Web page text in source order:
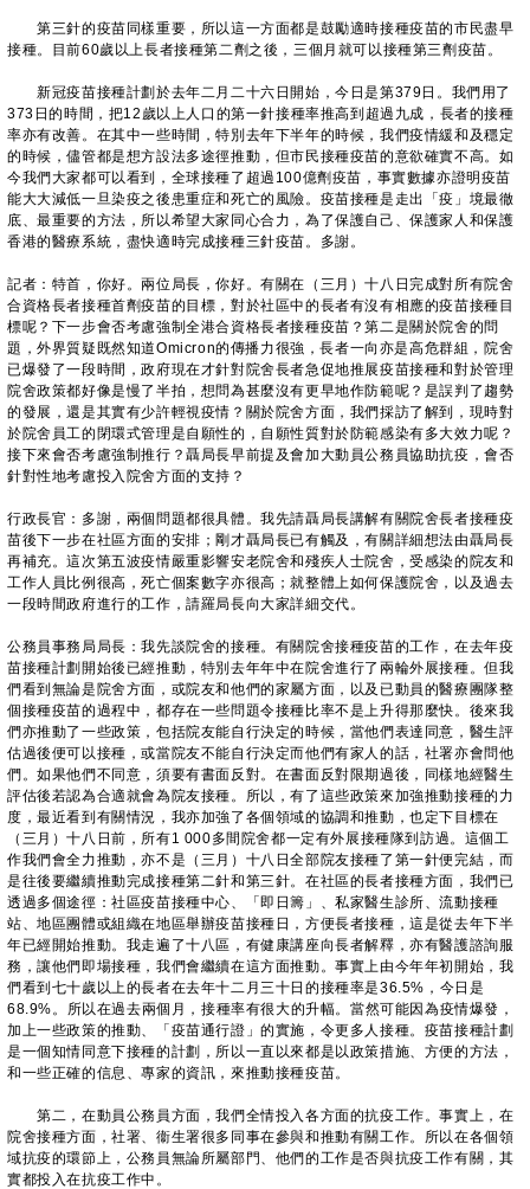
第三針的疫苗同樣重要，所以這一方面都是鼓勵適時接種疫苗的市民盡早
接種。目前60歲以上長者接種第二劑之後，三個月就可以接種第三劑疫苗。
新冠疫苗接種計劃於去年二月二十六日開始，今日是第379日。我們用了
373日的時間，把12歲以上人口的第一針接種率推高到超過九成，長者的接種
率亦有改善。在其中一些時間，特別去年下半年的時候，我們疫情緩和及穩定
的時候，儘管都是想方設法多途徑推動，但市民接種疫苗的意欲確實不高。如
今我們大家都可以看到，全球接種了超過100億劑疫苗，事實數據亦證明疫苗
能大大減低一旦染疫之後患重症和死亡的風險。疫苗接種是走出「疫」境最徹
底、最重要的方法，所以希望大家同心合力，為了保護自己、保護家人和保護
香港的醫療系統，盡快適時完成接種三針疫苗。多謝。
記者：特首，你好。兩位局長，你好。有關在（三月）十八日完成對所有院舍
合資格長者接種首劑疫苗的目標，對於社區中的長者有沒有相應的疫苗接種目
標呢？下一步會否考慮強制全港合資格長者接種疫苗？第二是關於院舍的問
題，外界質疑既然知道Omicron的傳播力很強，長者一向亦是高危群組，院舍
已爆發了一段時間，政府現在才針對院舍長者急促地推展疫苗接種和對於管理
院舍政策都好像是慢了半拍，想問為甚麼沒有更早地作防範呢？是誤判了趨勢
的發展，還是其實有少許輕視疫情？關於院舍方面，我們採訪了解到，現時對
於院舍員工的閉環式管理是自願性的，自願性質對於防範感染有多大效力呢？
接下來會否考慮強制推行？聶局長早前提及會加大動員公務員協助抗疫，會否
針對性地考慮投入院舍方面的支持？
行政長官：多謝，兩個問題都很具體。我先請聶局長講解有關院舍長者接種疫
苗後下一步在社區方面的安排；剛才聶局長已有觸及，有關詳細想法由聶局長
再補充。這次第五波疫情嚴重影響安老院舍和殘疾人士院舍，受感染的院友和
工作人員比例很高，死亡個案數字亦很高；就整體上如何保護院舍，以及過去
一段時間政府進行的工作，請羅局長向大家詳細交代。
公務員事務局局長：我先談院舍的接種。有關院舍接種疫苗的工作，在去年疫
苗接種計劃開始後已經推動，特別去年年中在院舍進行了兩輪外展接種。但我
們看到無論是院舍方面，或院友和他們的家屬方面，以及已動員的醫療團隊整
個接種疫苗的過程中，都存在一些問題令接種比率不是上升得那麼快。後來我
們亦推動了一些政策，包括院友能自行決定的時候，當他們表達同意，醫生評
估過後便可以接種，或當院友不能自行決定而他們有家人的話，社署亦會問他
們。如果他們不同意，須要有書面反對。在書面反對限期過後，同樣地經醫生
評估後若認為合適就會為院友接種。所以，有了這些政策來加強推動接種的力
度，最近看到有關情況，我亦加強了各個領域的協調和推動，也定下目標在
（三月）十八日前，所有1 000多間院舍都一定有外展接種隊到訪過。這個工
作我們會全力推動，亦不是（三月）十八日全部院友接種了第一針便完結，而
是往後要繼續推動完成接種第二針和第三針。在社區的長者接種方面，我們已
透過多個途徑：社區疫苗接種中心、「即日籌」、私家醫生診所、流動接種
站、地區團體或組織在地區舉辦疫苗接種日，方便長者接種，這是從去年下半
年已經開始推動。我走遍了十八區，有健康講座向長者解釋，亦有醫護諮詢服
務，讓他們即場接種，我們會繼續在這方面推動。事實上由今年年初開始，我
們看到七十歲以上的長者在去年十二月三十日的接種率是36.5%，今日是
68.9%。所以在過去兩個月，接種率有很大的升幅。當然可能因為疫情爆發，
加上一些政策的推動、「疫苗通行證」的實施，令更多人接種。疫苗接種計劃
是一個知情同意下接種的計劃，所以一直以來都是以政策措施、方便的方法，
和一些正確的信息、專家的資訊，來推動接種疫苗。
第二，在動員公務員方面，我們全情投入各方面的抗疫工作。事實上，在
院舍接種方面，社署、衞生署很多同事在參與和推動有關工作。所以在各個領
域抗疫的環節上，公務員無論所屬部門、他們的工作是否與抗疫工作有關，其
實都投入在抗疫工作中。